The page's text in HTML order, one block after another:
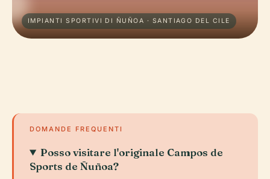
IMPIANTI SPORTIVI DI ÑUÑOA · SANTIAGO DEL CILE
DOMANDE FREQUENTI
Posso visitare l'originale Campos de
Sports de Ñuñoa?